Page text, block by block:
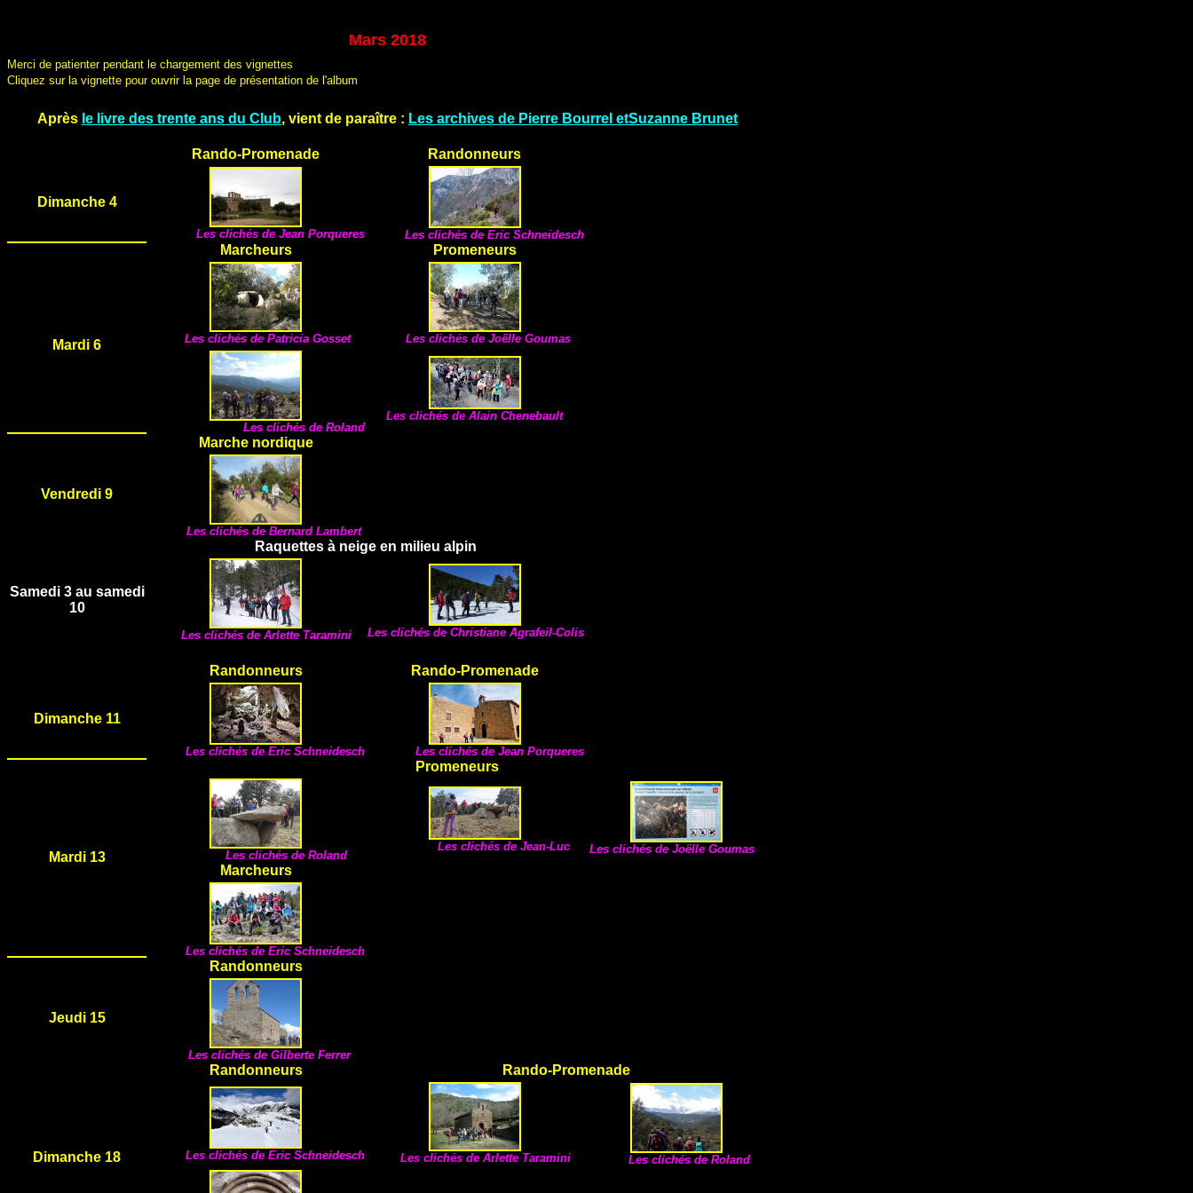
Mars 2018
Merci de patienter pendant le chargement des vignettes
Cliquez sur la vignette pour ouvrir la page de présentation de l'album
Après le livre des trente ans du Club, vient de paraître : Les archives de Pierre Bourrel etSuzanne Brunet
Rando-Promenade Randonneurs
Dimanche 4
Les clichés de Jean Porqueres Les clichés de Eric Schneidesch
Marcheurs Promeneurs
Mardi 6 Les clichés de Patricia Gosset Les clichés de Joëlle Goumas
Les clichés de Roland
Les clichés de Alain Chenebault
Marche nordique
Vendredi 9
Les clichés de Bernard Lambert
Raquettes à neige en milieu alpin
Samedi 3 au samedi
10
Les clichés de Arlette Taramini Les clichés de Christiane Agrafeil-Colis
Randonneurs Rando-Promenade
Dimanche 11
Les clichés de Eric Schneidesch Les clichés de Jean Porqueres
Mardi 13
Promeneurs
Les clichés de Roland
Les clichés de Jean-Luc Les clichés de Joëlle Goumas
Marcheurs
Les clichés de Eric Schneidesch
Randonneurs
Jeudi 15
Les clichés de Gilberte Ferrer
Randonneurs Rando-Promenade
Dimanche 18 Les clichés de Eric Schneidesch Les clichés de Arlette Taramini Les clichés de Roland